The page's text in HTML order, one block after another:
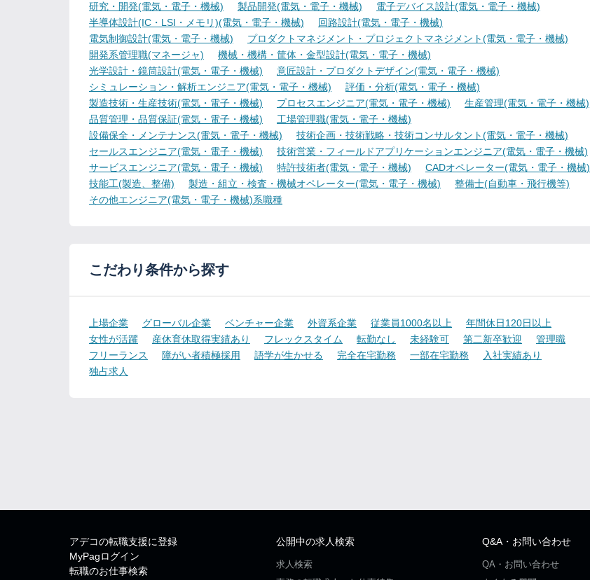
研究・開発(電気・電子・機械) 製品開発(電気・電子・機械)
電子デバイス設計(電気・電子・機械)
半導体設計(IC・LSI・メモリ)(電気・電子・機械)
回路設計(電気・電子・機械)
電気制御設計(電気・電子・機械)
プロダクトマネジメント・プロジェクトマネジメント(電気・電子・機械)
開発系管理職(マネージャ)
機械・機構・筐体・金型設計(電気・電子・機械)
光学設計・鏡筒設計(電気・電子・機械)
意匠設計・プロダクトデザイン(電気・電子・機械)
シミュレーション・解析エンジニア(電気・電子・機械)
評価・分析(電気・電子・機械)
製造技術・生産技術(電気・電子・機械)
プロセスエンジニア(電気・電子・機械)
生産管理(電気・電子・機械)
品質管理・品質保証(電気・電子・機械)
工場管理職(電気・電子・機械)
設備保全・メンテナンス(電気・電子・機械)
技術企画・技術戦略・技術コンサルタント(電気・電子・機械)
セールスエンジニア(電気・電子・機械)
技術営業・フィールドアプリケーションエンジニア(電気・電子・機械)
サービスエンジニア(電気・電子・機械)
特許技術者(電気・電子・機械)
CADオペレーター(電気・電子・機械)
技能工(製造、整備)
製造・組立・検査・機械オペレーター(電気・電子・機械)
整備士(自動車・飛行機等)
その他エンジニア(電気・電子・機械)系職種
こだわり条件から探す
上場企業 グローバル企業 ベンチャー企業 外資系企業 従業員1000名以上
年間休日120日以上
女性が活躍
産休育休取得実績あり フレックスタイム 転勤なし 未経験可 第二新卒歓迎
管理職
フリーランス
障がい者積極採用 語学が生かせる 完全在宅勤務 一部在宅勤務
入社実績あり
独占求人
アデコの転職支援に登録
MyPagログイン
転職のお仕事検索
公開中の求人検索
求人検索
Q&A・お問い合わせ
QA・お問い合わせ